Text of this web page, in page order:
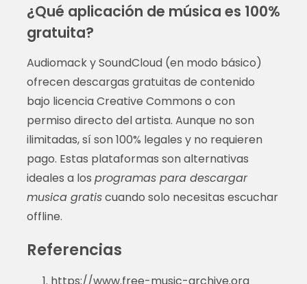
¿Qué aplicación de música es 100%
gratuita?
Audiomack y SoundCloud (en modo básico)
ofrecen descargas gratuitas de contenido
bajo licencia Creative Commons o con
permiso directo del artista. Aunque no son
ilimitadas, sí son 100% legales y no requieren
pago. Estas plataformas son alternativas
ideales a los programas para descargar
musica gratiscuando solo necesitas escuchar
offline.
Referencias
https://www.free-music-archive.org